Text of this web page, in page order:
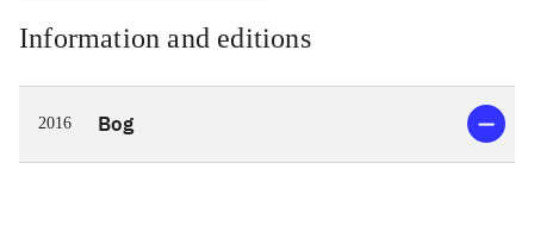
Information and editions
2016 Bog